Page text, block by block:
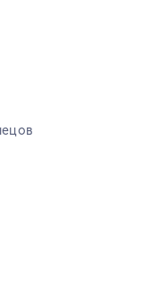
4,7 на основе 7 оценок
4,6 на основе 22 оценок
на основе 3 оценок